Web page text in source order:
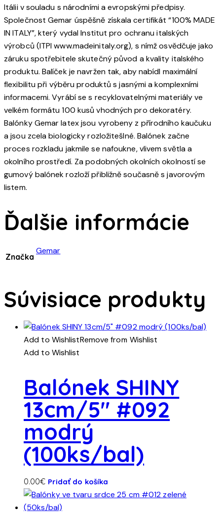
Itálii v souladu s národními a evropskými předpisy.
Společnost Gemar úspěšně získala certifikát “100% MADE
IN ITALY”, který vydal Institut pro ochranu italských
výrobců (ITPI www.madeinitaly.org), s nímž osvědčuje jako
záruku spotřebitele skutečný původ a kvality italského
produktu. Balíček je navržen tak, aby nabídl maximální
flexibilitu při výběru produktů s jasnými a komplexními
informacemi. Vyrábí se s recyklovatelnými materiály ve
velkém formátu 100 kusů vhodných pro dekoratéry.
Balónky Gemar latex jsou vyrobeny z přírodního kaučuku
a jsou zcela biologicky rozložitešlné. Balónek začne
proces rozkladu jakmile se nafoukne, vlivem světla a
okolního prostředí. Za podobných okolních okolností se
gumový balónek rozloží přibližně současně s javorovým
listem.
Ďalšie informácie
Značka
Gemar
Súvisiace produkty
Add to WishlistRemove from Wishlist
Add to Wishlist
Balónek SHINY
13cm/5″ #092
modrý
(100ks/bal)
0.00€ Pridať do košíka